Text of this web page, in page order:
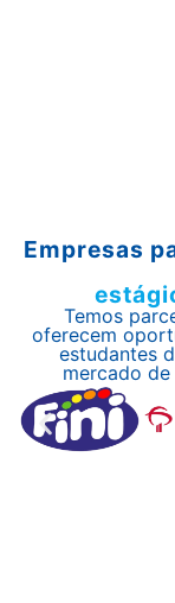
Empresas
Temos
oferecem
estudantes
mercado